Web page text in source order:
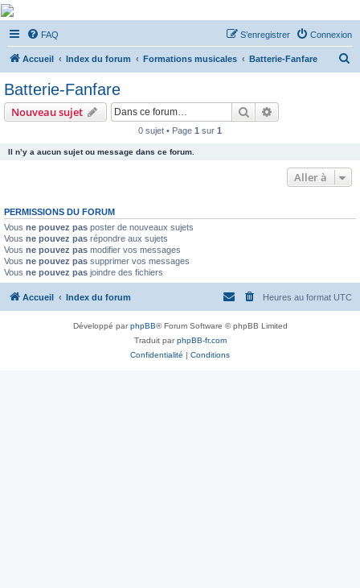
De Musicae Militari -
Forums
Forums de discussions
FAQ Connexion
S’enregistrer
Accueil Index du forum Formations musicales Batterie-Fanfare
Batterie-Fanfare
Nouveau sujet Rechercher
0 sujet • Page 1 sur 1
Il n’y a aucun sujet ou message dans ce forum.
Aller à
PERMISSIONS DU FORUM
Vous ne pouvez pas poster de nouveaux sujets
Vous ne pouvez pas répondre aux sujets
Vous ne pouvez pas modifier vos messages
Vous ne pouvez pas supprimer vos messages
Vous ne pouvez pas joindre des fichiers
Accueil Index du forum Heures au format UTC
Développé parphpBB® Forum Software © phpBB Limited
Traduit parphpBB-fr.com
Confidentialité | Conditions